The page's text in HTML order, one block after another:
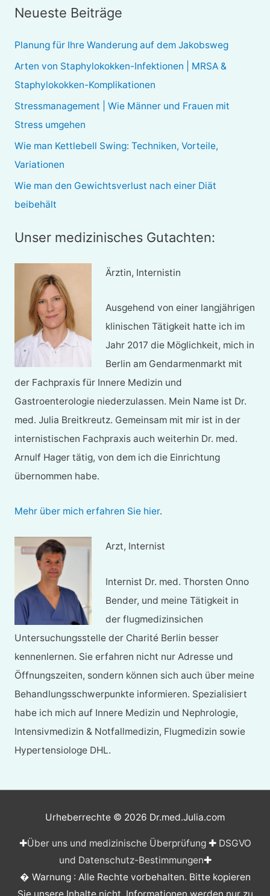
e
n
n
Neueste Beiträge
Planung für Ihre Wanderung auf dem Jakobsweg
Arten von Staphylokokken-Infektionen | MRSA &
Staphylokokken-Komplikationen
Stressmanagement | Wie Männer und Frauen mit
Stress umgehen
Wie man Kettlebell Swing: Techniken, Vorteile,
Variationen
Wie man den Gewichtsverlust nach einer Diät
beibehält
Unser medizinisches Gutachten:
Ärztin, Internistin
Ausgehend von einer langjährigen
klinischen Tätigkeit hatte ich im
Jahr 2017 die Möglichkeit, mich in
Berlin am Gendarmenmarkt mit
der Fachpraxis für Innere Medizin und
Gastroenterologie niederzulassen. Mein Name ist Dr.
med. Julia Breitkreutz. Gemeinsam mit mir ist in der
internistischen Fachpraxis auch weiterhin Dr. med.
Arnulf Hager tätig, von dem ich die Einrichtung
übernommen habe.
Mehr über mich erfahren Sie hier.
Arzt, Internist
Internist Dr. med. Thorsten Onno
Bender, und meine Tätigkeit in
der flugmedizinsichen
Untersuchungsstelle der Charité Berlin besser
kennenlernen. Sie erfahren nicht nur Adresse und
Öffnungszeiten, sondern können sich auch über meine
Behandlungsschwerpunkte informieren. Spezialisiert
habe ich mich auf Innere Medizin und Nephrologie,
Intensivmedizin & Notfallmedizin, Flugmedizin sowie
Hypertensiologe DHL.
Urheberrechte © 2026 Dr.med.Julia.com
✚Über uns und medizinische Überprüfung✚ DSGVO
und Datenschutz-Bestimmungen✚
� Warnung : Alle Rechte vorbehalten. Bitte kopieren